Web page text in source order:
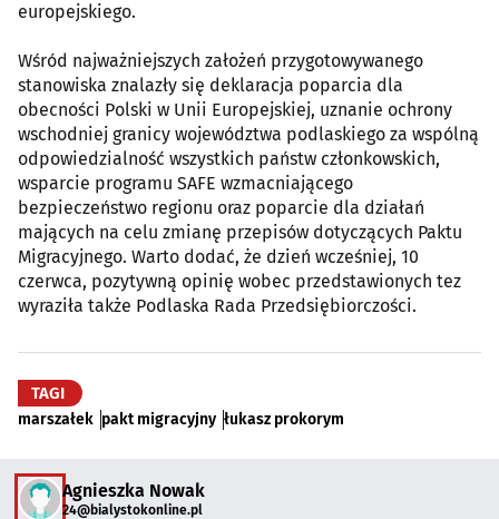
europejskiego.
Wśród najważniejszych założeń przygotowywanego
stanowiska znalazły się deklaracja poparcia dla
obecności Polski w Unii Europejskiej, uznanie ochrony
wschodniej granicy województwa podlaskiego za wspólną
odpowiedzialność wszystkich państw członkowskich,
wsparcie programu SAFE wzmacniającego
bezpieczeństwo regionu oraz poparcie dla działań
mających na celu zmianę przepisów dotyczących Paktu
Migracyjnego. Warto dodać, że dzień wcześniej, 10
czerwca, pozytywną opinię wobec przedstawionych tez
wyraziła także Podlaska Rada Przedsiębiorczości.
TAGI
marszałek pakt migracyjny łukasz prokorym
Agnieszka Nowak
24@bialystokonline.pl